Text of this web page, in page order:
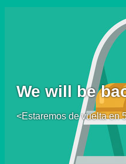
We will be
<Estaremos de vuelta en